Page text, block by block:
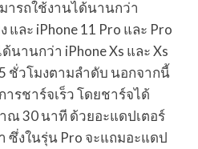
ารถใช้งานได้นานกว่า
และ iPhone 11 Pro และ Pro
นานกว่า iPhone Xs และ Xs
ชั่วโมงตามลำดับ นอกจากนี้
รชาร์จเร็ว โดยชาร์จได้
ณ 30 นาที ด้วยอะแดปเตอร์
ซึ่งในรุ่น Pro จะแถมอะแดป